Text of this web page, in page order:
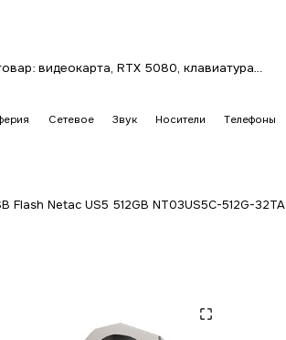
Сетевое Звук Носители Телефоны
Flash Netac US5 512GB NT03US5C-512G-32TA